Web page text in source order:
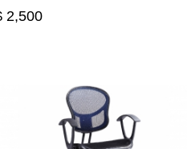
2,500